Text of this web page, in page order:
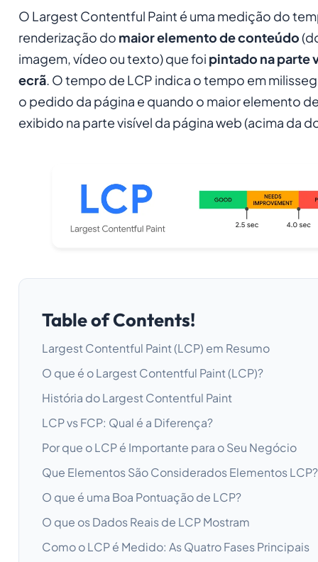
O Largest Contentful Paint é uma medição do
renderização do maior elemento de conteúdo
imagem, vídeo ou texto) que foi pintado na parte
ecrã. O tempo de LCP indica o tempo em
o pedido da página e quando o maior elemento
exibido na parte visível da página web (acima da
Table of Contents!
Largest Contentful Paint (LCP) em Resumo
O que é o Largest Contentful Paint (LCP)?
História do Largest Contentful Paint
LCP vs FCP: Qual é a Diferença?
Por que o LCP é Importante para o Seu Negócio
Que Elementos São Considerados Elementos LCP?
O que é uma Boa Pontuação de LCP?
O que os Dados Reais de LCP Mostram
Como o LCP é Medido: As Quatro Fases Principais